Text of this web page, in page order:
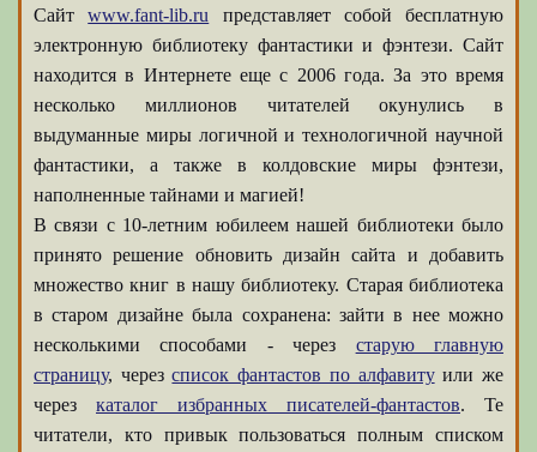
Сайтwww.fant-lib.ru представляет собой бесплатную
электронную библиотеку фантастики и фэнтези. Сайт
находится в Интернете еще с 2006 года. За это время
несколько миллионов читателей окунулись в
выдуманные миры логичной и технологичной научной
фантастики, а также в колдовские миры фэнтези,
наполненные тайнами и магией!
В связи с 10-летним юбилеем нашей библиотеки было
принято решение обновить дизайн сайта и добавить
множество книг в нашу библиотеку. Старая библиотека
в старом дизайне была сохранена: зайти в нее можно
несколькими способами - через старую главную
страницу, черезсписок фантастов по алфавитуили же
через каталог избранных писателей-фантастов. Те
читатели, кто привык пользоваться полным списком